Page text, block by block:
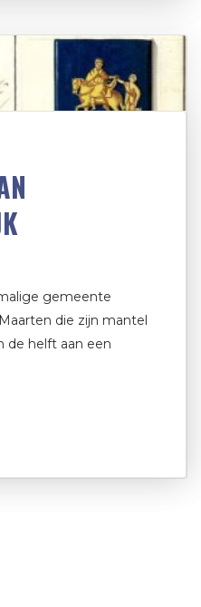
gemeente
die zijn mantel
de helft aan een